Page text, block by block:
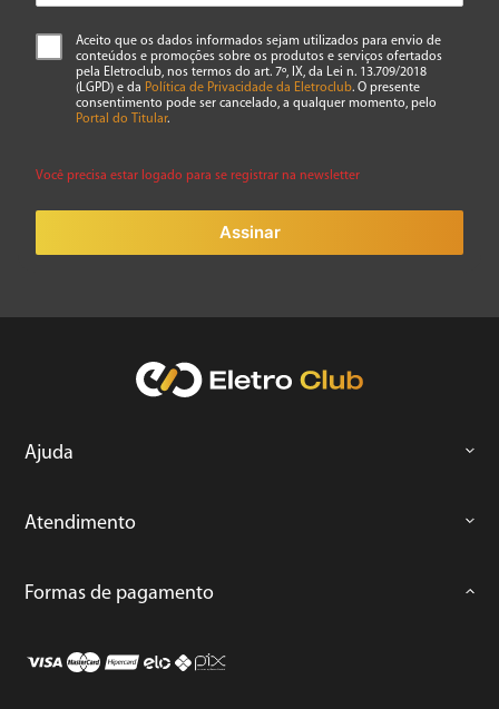
Aceito que os dados informados sejam utilizados para envio de
conteúdos e promoções sobre os produtos e serviços ofertados
pela Eletroclub, nos termos do art. 7º, IX, da Lei n. 13.709/2018
(LGPD) e da Política de Privacidade da Eletroclub. O presente
consentimento pode ser cancelado, a qualquer momento, pelo
Portal do Titular.
Você precisa estar logado para se registrar na newsletter
Assinar
Ajuda
Atendimento
Formas de pagamento